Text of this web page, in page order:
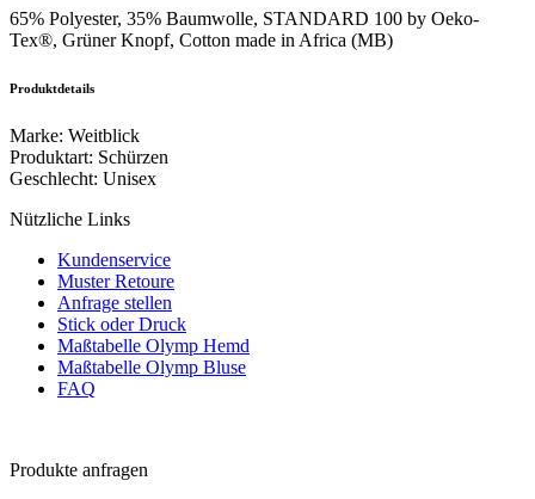
65% Polyester, 35% Baumwolle, STANDARD 100 by Oeko-
Tex®, Grüner Knopf, Cotton made in Africa (MB)
Produktdetails
Marke: Weitblick
Produktart: Schürzen
Geschlecht: Unisex
Nützliche Links
Kundenservice
Muster Retoure
Anfrage stellen
Stick oder Druck
Maßtabelle Olymp Hemd
Maßtabelle Olymp Bluse
FAQ
Produkte anfragen